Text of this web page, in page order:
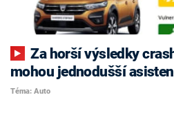
Za horší výsledky crashtestů vozů Dacia
mohou jednodušší
Téma: Auto